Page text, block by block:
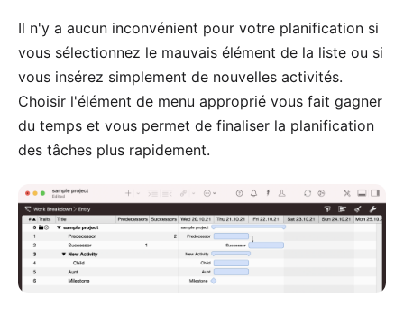
Il n'y a aucun inconvénient pour votre planification si
vous sélectionnez le mauvais élément de la liste ou si
vous insérez simplement de nouvelles activités.
Choisir l'élément de menu approprié vous fait gagner
du temps et vous permet de finaliser la planification
des tâches plus rapidement.